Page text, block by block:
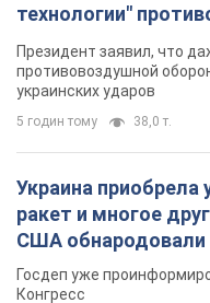
технологии"
Президент заявил, что
противовоздушной
украинских ударов
5 годин тому 38,0 т.
Украина приобрела
ракет и многое
США обнародовали
Госдеп уже
Конгресс